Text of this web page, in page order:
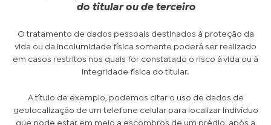
do titular ou de terceiro
O tratamento de dados pessoais destinados à proteção da
vida ou da incolumidade física somente poderá ser realizado
em casos restritos nos quais for constatado o risco à vida ou à
integridade física do titular.
A título de exemplo, podemos citar o uso de dados de
geolocalização de um telefone celular para localizar indivíduo
que pode estar em meio a escombros de um prédio, após a